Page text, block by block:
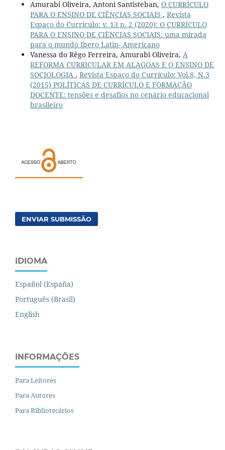
Amurabi Oliveira, Antoni Santisteban, O CURRÍCULO
PARA O ENSINO DE CIÊNCIAS SOCIAIS , Revista
Espaço do Currículo: v. 13 n. 2 (2020): O CURRÍCULO
PARA O ENSINO DE CIÊNCIAS SOCIAIS: uma mirada
para o mundo Ibero Latin- Americano
Vanessa do Rêgo Ferreira, Amurabi Oliveira, A
REFORMA CURRICULAR EM ALAGOAS E O ENSINO DE
SOCIOLOGIA , Revista Espaço do Currículo: Vol.8, N.3
(2015) POLÍTICAS DE CURRÍCULO E FORMAÇÃO
DOCENTE: tensões e desafios no cenário educacional
brasileiro
ENVIAR SUBMISSÃO
IDIOMA
Español (España)
Português (Brasil)
English
INFORMAÇÕES
Para Leitores
Para Autores
Para Bibliotecários